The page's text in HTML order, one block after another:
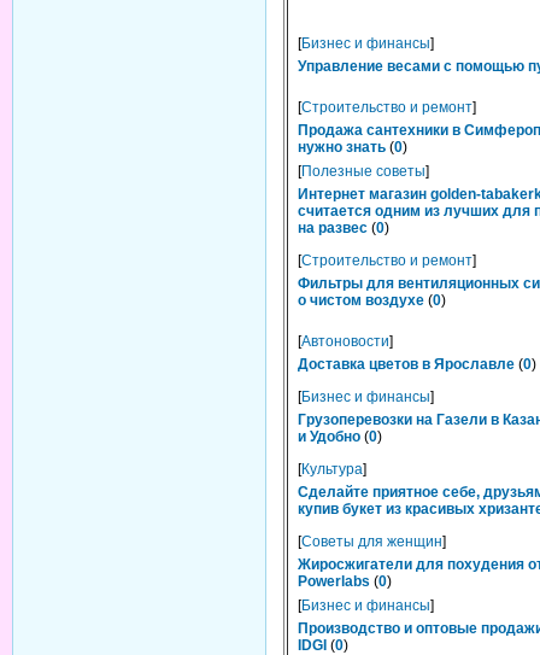
[Бизнес и финансы]
Управление весами с помощью
[Строительство и ремонт]
Продажа сантехники в
нужно знать (0)
[Полезные советы]
Интернет магазин golden-
считается одним из лучших для
на развес (0)
[Строительство и ремонт]
Фильтры для вентиляционных
о чистом воздухе (0)
[Автоновости]
Доставка цветов в Ярославле (0)
[Бизнес и финансы]
Грузоперевозки на Газели в
и Удобно (0)
[Культура]
Сделайте приятное себе,
купив букет из красивых
[Советы для женщин]
Жиросжигатели для похудения
Powerlabs (0)
[Бизнес и финансы]
Производство и оптовые
IDGI (0)